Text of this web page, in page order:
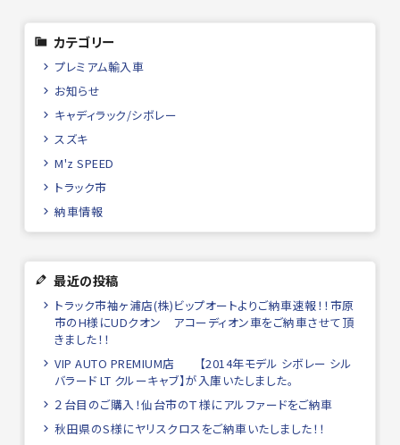
カテゴリー
プレミアム輸入車
お知らせ
キャディラック/シボレー
スズキ
M'z SPEED
トラック市
納車情報
最近の投稿
トラック市袖ヶ浦店(株)ビップオートよりご納車速報！！市原
市のH様にUDクオン アコーディオン車をご納車させて頂
きました！！
VIP AUTO PREMIUM店 【2014年モデル シボレー シル
バラード LT クルーキャブ】が入庫いたしました。
２台目のご購入！仙台市のＴ様にアルファードをご納車
秋田県のS様にヤリスクロスをご納車いたしました！！